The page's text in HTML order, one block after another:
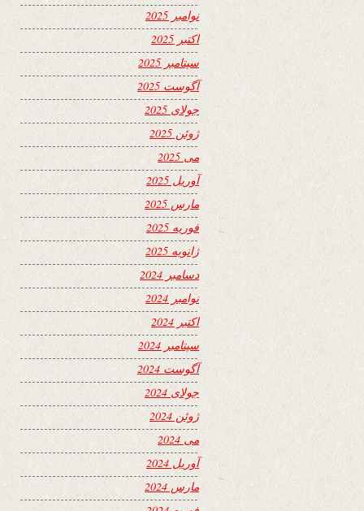
نوامبر 2025
اکتبر 2025
سپتامبر 2025
آگوست 2025
جولای 2025
ژوئن 2025
می 2025
آوریل 2025
مارس 2025
فوریه 2025
ژانویه 2025
دسامبر 2024
نوامبر 2024
اکتبر 2024
سپتامبر 2024
آگوست 2024
جولای 2024
ژوئن 2024
می 2024
آوریل 2024
مارس 2024